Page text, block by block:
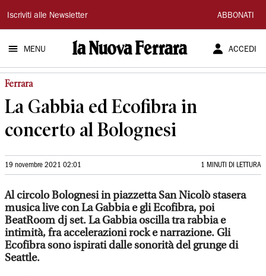
La
Nuova
Ferrara
Iscriviti alle Newsletter ABBONATI
MENU ACCEDI
Ferrara
La Gabbia ed Ecofibra in
concerto al Bolognesi
19 novembre 2021 02:01 1 MINUTI DI LETTURA
Al circolo Bolognesi in piazzetta San Nicolò stasera
musica live con La Gabbia e gli Ecofibra, poi
BeatRoom dj set. La Gabbia oscilla tra rabbia e
intimità, fra accelerazioni rock e narrazione. Gli
Ecofibra sono ispirati dalle sonorità del grunge di
Seattle.